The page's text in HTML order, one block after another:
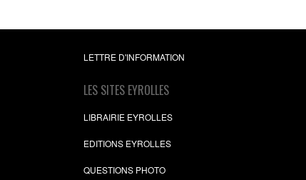
LETTRE D'INFORMATION
LES SITES EYROLLES
LIBRAIRIE EYROLLES
EDITIONS EYROLLES
QUESTIONS PHOTO